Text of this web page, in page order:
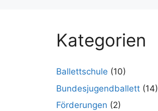
Kategorien
Ballettschule (10)
Bundesjugendballett (14)
Förderungen (2)